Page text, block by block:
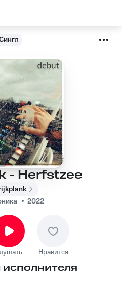
- Herfstzee
2022
Нравится